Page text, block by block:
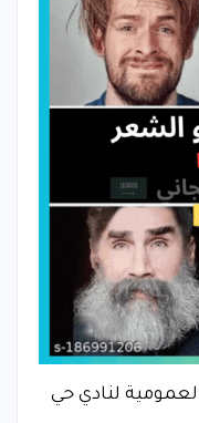
لنادي حي